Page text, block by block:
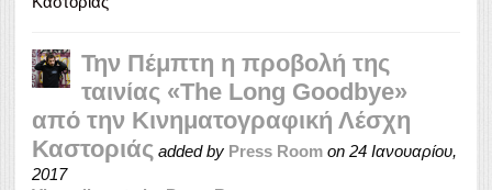
Την Πέμπτη η προβολή της
ταινίας «The Long Goodbye»
από την Κινηματογραφική Λέσχη
Καστοριάς added by Press Room on 24 Ιανουαρίου,
2017